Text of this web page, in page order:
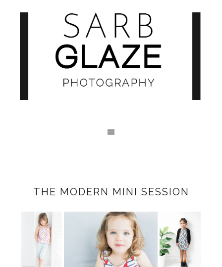
THE MODERN MINI SESSION